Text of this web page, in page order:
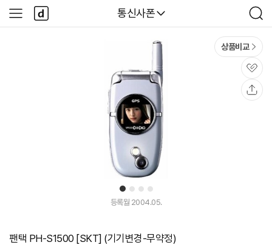
다나와
통신사폰
검
색
사
이
다
나
와
1 2 3 4
상품비교
관
심
등록월 2004.05.
팬택 PH-S1500 [SKT] (기기변경-무약정)